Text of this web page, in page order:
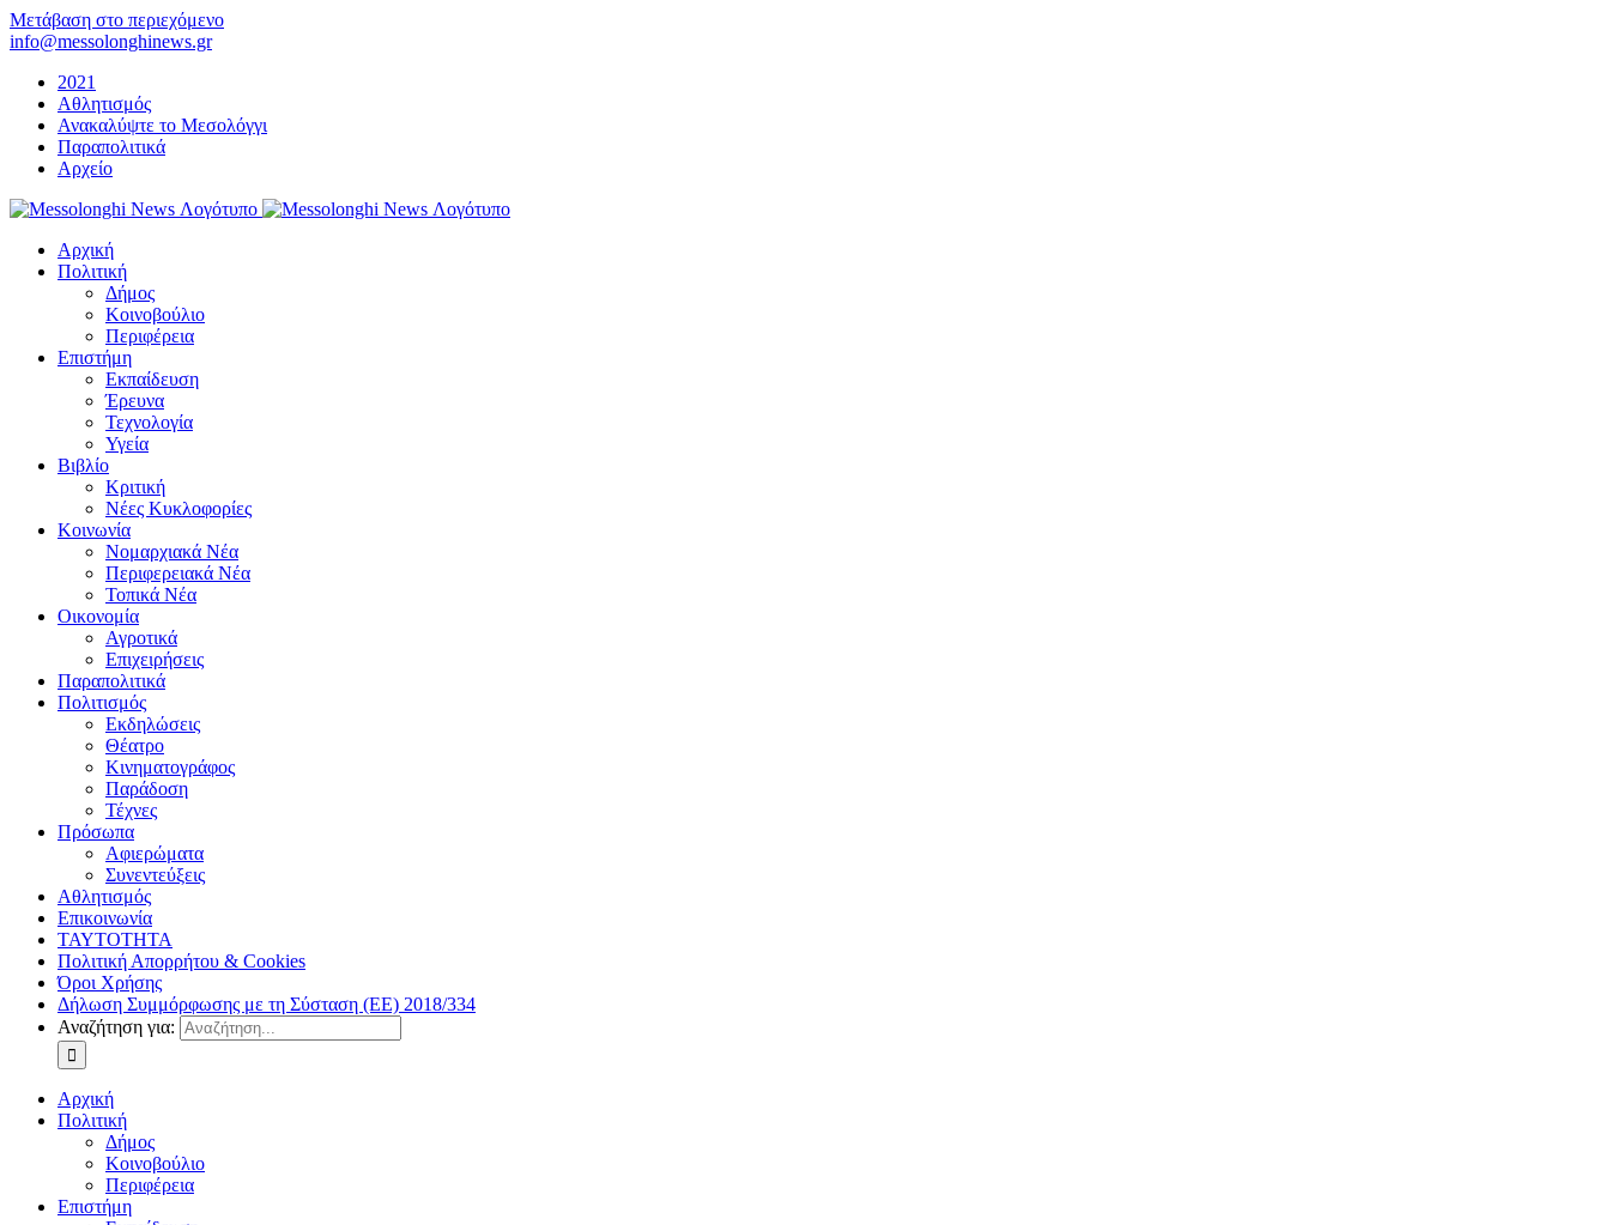
Μετάβαση στο περιεχόμενο
info@messolonghinews.gr
2021
Αθλητισμός
Ανακαλύψτε το Μεσολόγγι
Παραπολιτικά
Αρχείο
Αρχική
Πολιτική
Δήμος
Κοινοβούλιο
Περιφέρεια
Επιστήμη
Εκπαίδευση
Έρευνα
Τεχνολογία
Υγεία
Βιβλίο
Κριτική
Νέες Κυκλοφορίες
Κοινωνία
Νομαρχιακά Νέα
Περιφερειακά Νέα
Τοπικά Νέα
Οικονομία
Αγροτικά
Επιχειρήσεις
Παραπολιτικά
Πολιτισμός
Εκδηλώσεις
Θέατρο
Κινηματογράφος
Παράδοση
Τέχνες
Πρόσωπα
Αφιερώματα
Συνεντεύξεις
Αθλητισμός
Επικοινωνία
ΤΑΥΤΟΤΗΤΑ
Πολιτική Απορρήτου & Cookies
Όροι Χρήσης
Δήλωση Συμμόρφωσης με τη Σύσταση (ΕΕ) 2018/334
Αναζήτηση για:
Αρχική
Πολιτική
Δήμος
Κοινοβούλιο
Περιφέρεια
Επιστήμη